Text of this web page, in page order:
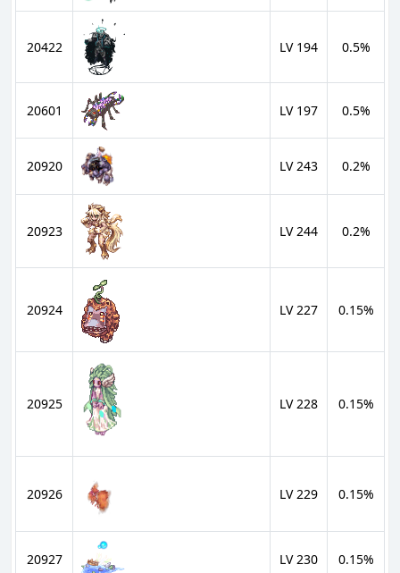
20422 LV 194 0.5%
20601 LV 197 0.5%
20920 LV 243 0.2%
20923 LV 244 0.2%
20924 LV 227 0.15%
20925 LV 228 0.15%
20926 LV 229 0.15%
20927 LV 230 0.15%